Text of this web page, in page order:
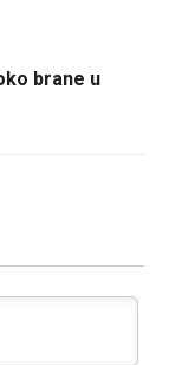
brane u